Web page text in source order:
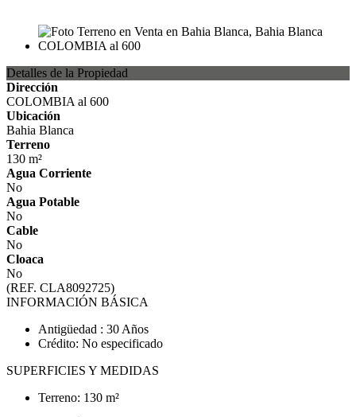
Detalles de la Propiedad
Dirección
COLOMBIA al 600
Ubicación
Bahia Blanca
Terreno
130 m²
Agua Corriente
No
Agua Potable
No
Cable
No
Cloaca
No
(REF. CLA8092725)
INFORMACIÓN BÁSICA
Antigüedad : 30 Años
Crédito: No especificado
SUPERFICIES Y MEDIDAS
Terreno: 130 m²